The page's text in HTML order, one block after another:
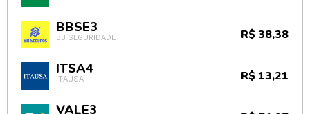
BBSE3
BB SEGURIDADE R$ 38,38
ITSA4
ITAÚSA R$ 13,21
VALE3